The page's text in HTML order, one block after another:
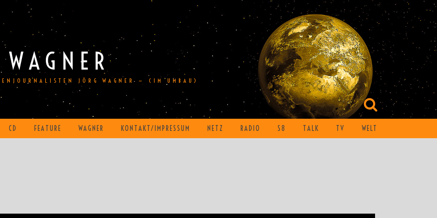
JÖRG WAGNER — (IM UMBAU)
CD FEATURE WAGNER KONTAKT/IMPRESSUM NETZ RADIO S8 TALK TV WELT